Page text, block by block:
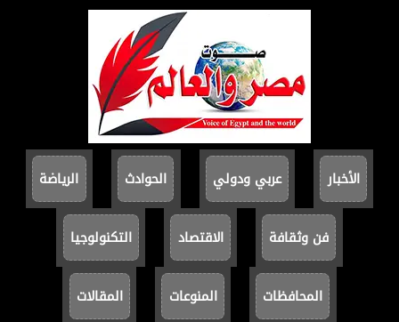
الأخبار عربي ودولي الحوادث الرياضة
فن وثقافة الاقتصاد التكنولوجيا
المحافظات المنوعات المقالات